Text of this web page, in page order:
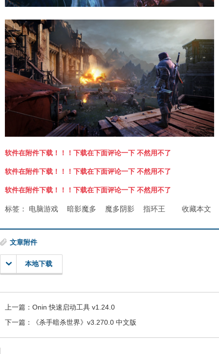
软件在附件下载！！！下载在下面评论一下 不然用不了
软件在附件下载！！！下载在下面评论一下 不然用不了
软件在附件下载！！！下载在下面评论一下 不然用不了
收藏本文
标签： 电脑游戏 暗影魔多 魔多阴影 指环王
文章附件
本地下载
上一篇： Onin 快速启动工具 v1.24.0
下一篇：
《杀手暗杀世界》v3.270.0 中文版